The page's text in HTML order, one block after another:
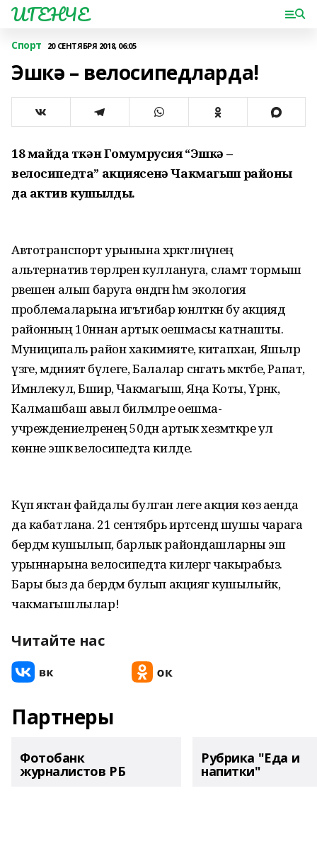
ИГЕНЧЕ
Спорт 20 СЕНТЯБРЯ 2018, 06:05
Эшкә – велосипедларда!
18 майда үткән Гомумрусия “Эшкә –
велосипедта” акциясенә Чакмагыш районы
да актив кушылды.
Автотранспорт урынына хәрәкәтләнүнең
альтернатив төрләрен куллануга, сәламәт тормыш
рәвешен алып баруга өндәгән һәм экология
проблемаларына игътибар юнәлткән бу акциядә
районның 10ннан артык оешмасы катнашты.
Муниципаль район хакимияте, китапханә, Яшьләр
үзәге, мәдәният бүлеге, Балалар сәнгать мәктәбе, Рапат,
Имәнлекул, Бәшир, Чакмагыш, Яңа Коты, Үрнәк,
Калмашбаш авыл биләмәләре оешма-
учреждениеләренең 50дән артык хезмәткәре ул
көнне эшкә велосипедта килде.
Күп яктан файдалы булган әлеге акция көз аенда
да кабатлана. 21 сентябрь иртәсендә шушы чарага
бердәм кушылып, барлык райондашларны эш
урыннарына велосипедта килергә чакырабыз.
Бары быз да бердәм булып акциягә кушылыйк,
чакмагышлылар!
Читайте нас
Партнеры
Фотобанк
журналистов РБ
Рубрика "Еда и
напитки"